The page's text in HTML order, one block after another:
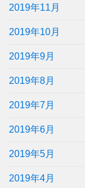
2019年11月
2019年10月
2019年9月
2019年8月
2019年7月
2019年6月
2019年5月
2019年4月